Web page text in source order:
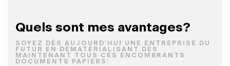
Quels sont mes avantages?
SOYEZ DÈS AUJOURD'HUI UNE ENTREPRISE DU
FUTUR EN DÉMATÉRIALISANT DÈS
MAINTENANT TOUS CES ENCOMBRANTS
DOCUMENTS PAPIERS: